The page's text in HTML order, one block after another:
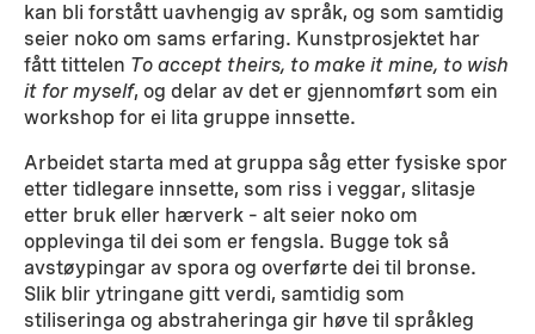
kan bli forstått uavhengig av språk, og som samtidig
seier noko om sams erfaring. Kunstprosjektet har
fått tittelen To accept theirs, to make it mine, to wish
it for myself, og delar av det er gjennomført som ein
workshop for ei lita gruppe innsette.
Arbeidet starta med at gruppa såg etter fysiske spor
etter tidlegare innsette, som riss i veggar, slitasje
etter bruk eller hærverk – alt seier noko om
opplevinga til dei som er fengsla. Bugge tok så
avstøypingar av spora og overførte dei til bronse.
Slik blir ytringane gitt verdi, samtidig som
stiliseringa og abstraheringa gir høve til språkleg